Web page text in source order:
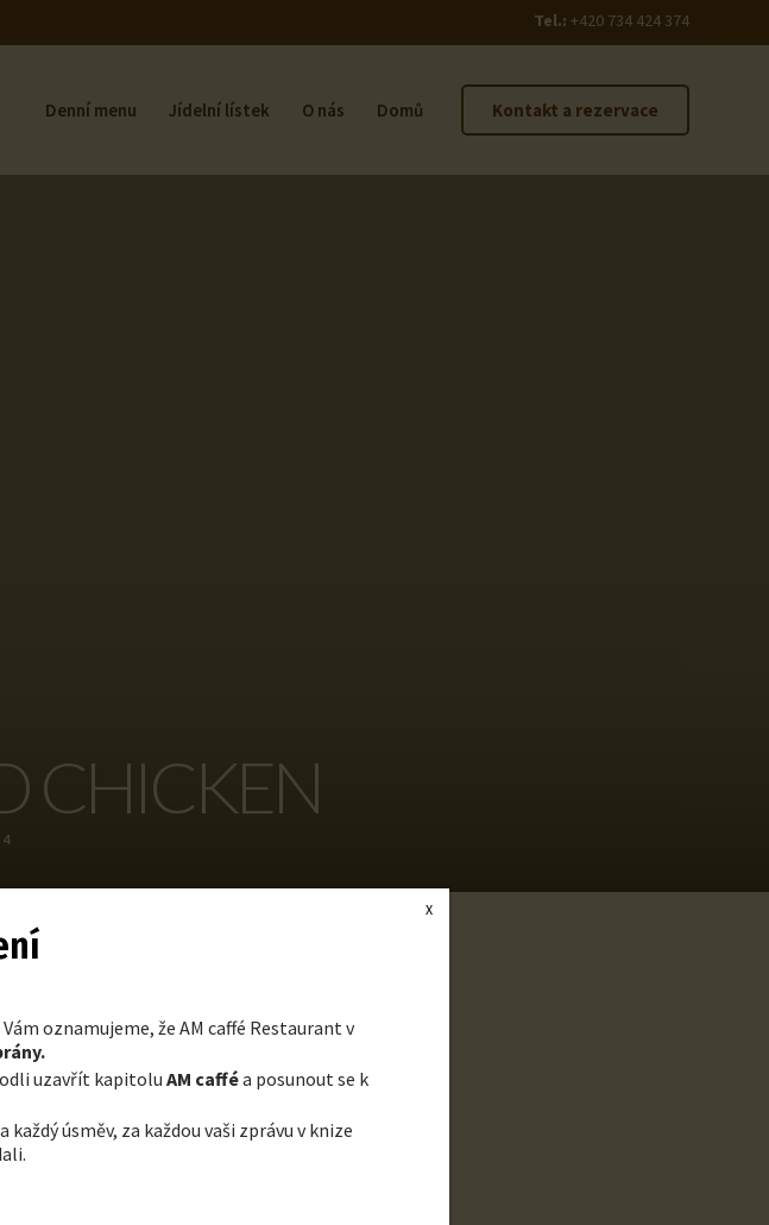
Tel.: +420 734 424 374
Denní menu Jídelní lístek O nás Domů Kontakt a rezervace
CHICKEN
oznamujeme, že AM caffé Restaurant v
uzavřít kapitolu AM cafféa posunout se k
úsměv, za každou vaši zprávu v knize
X